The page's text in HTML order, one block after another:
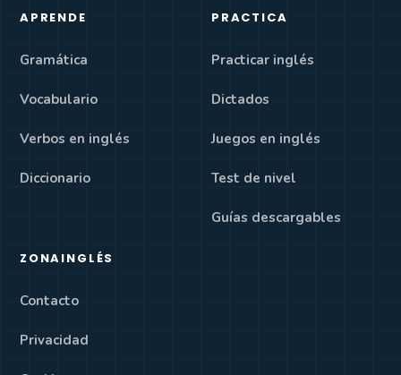
APRENDE
Gramática
Vocabulario
Verbos en inglés
Diccionario
PRACTICA
Practicar inglés
Dictados
Juegos en inglés
Test de nivel
Guías descargables
ZONAINGLÉS
Contacto
Privacidad